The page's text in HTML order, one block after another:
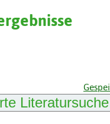
Literatursuche